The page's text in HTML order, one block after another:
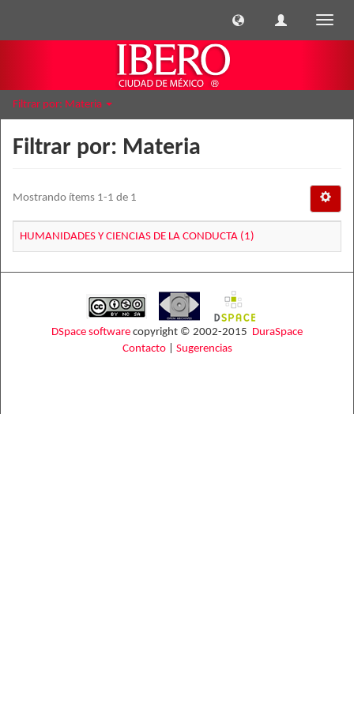
Filtrar por: Materia
Filtrar por: Materia
Mostrando ítems 1-1 de 1
HUMANIDADES Y CIENCIAS DE LA CONDUCTA (1)
DSpace software copyright © 2002-2015 DuraSpace
Contacto| Sugerencias